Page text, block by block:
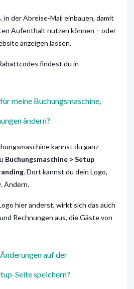
in der Abreise-Mail einbauen, damit
Aufenthalt nutzen können – oder
anzeigen lassen.
findest du in
meine Buchungsmaschine,
ändern?
kannst du ganz
Buchungsmaschine > Setup
. Dort kannst du dein Logo,
Ändern.
hier änderst, wirkt sich das auch
Rechnungen aus, die Gäste von
auf der
Seite speichern?